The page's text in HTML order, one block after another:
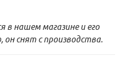
нашем магазине и его
он снят с производства.